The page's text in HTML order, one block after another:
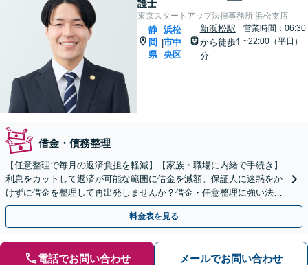
護士
東京スタートアップ法律事務所 浜松支店
静
岡
県
|
浜松
市中
央区
新浜松駅
から徒歩1
分
営業時間：06:30
~22:00（平日）
借金・債務整理
【任意整理で毎月の返済負担を軽減】【家族・職場に内緒で手続き】
利息をカットして返済が可能な範囲に借金を減額。保証人に迷惑をか
けずに借金を整理して再出発しませんか？借金・任意整理に強い法律
事務所【実績5,000件以上】【財産を残して借金整理】
料金表を見る
電話でお問い合わせ メールでお問い合わせ